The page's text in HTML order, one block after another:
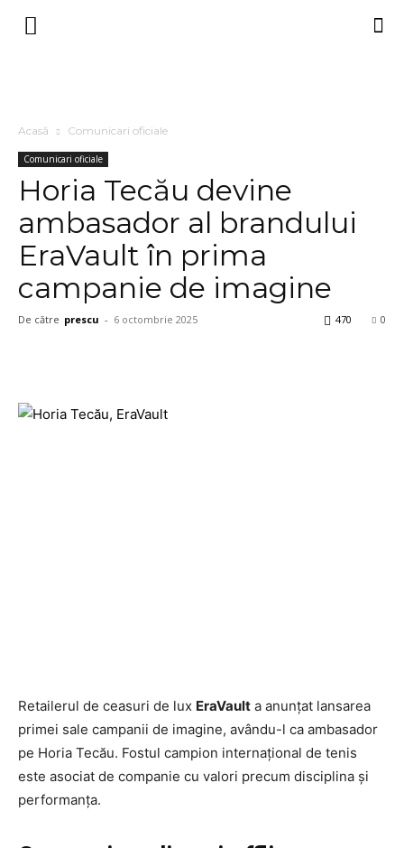
Acasă Comunicari oficiale
Comunicari oficiale
Horia Tecău devine
ambasador al brandului
EraVault în prima
campanie de imagine
De către prescu - 6 octombrie 2025 0
470
Retailerul de ceasuri de lux EraVault a anunțat lansarea
primei sale campanii de imagine, avându-l ca ambasador
pe Horia Tecău. Fostul campion internațional de tenis
este asociat de companie cu valori precum disciplina și
performanța.